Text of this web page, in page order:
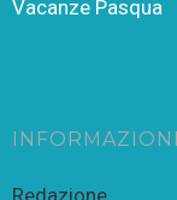
Vacanze Pasqua
INFORMAZIONI
Redazione